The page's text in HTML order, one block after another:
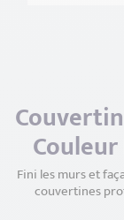
Couleur
Fini les murs et
couvertines